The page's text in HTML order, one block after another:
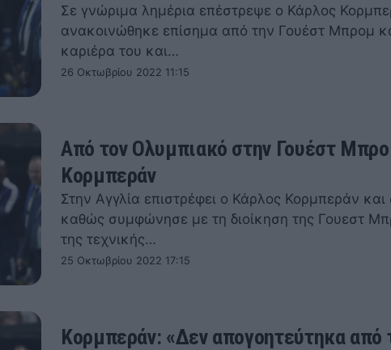
Σε γνώριμα λημέρια επέστρεψε ο Κάρλος
ανακοινώθηκε επίσημα από την Γουέστ Μπρομ
καριέρα του και…
26 Οκτωβρίου 2022 11:15
Από τον Ολυμπιακό στην Γουέστ
Κορμπεράν
Στην Αγγλία επιστρέφει ο Κάρλος Κορμπεράν
καθώς συμφώνησε με τη διοίκηση της Γουεστ
της τεχνικής…
25 Οκτωβρίου 2022 17:15
Κορμπεράν: «Δεν απογοητεύτηκα από